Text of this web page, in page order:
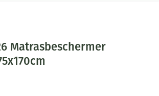
Matrasbeschermer